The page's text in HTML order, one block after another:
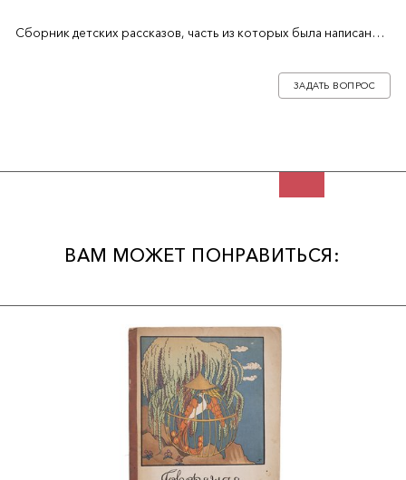
Сборник детских рассказов, часть из которых была написана
ЗАДАТЬ ВОПРОС
ВАМ МОЖЕТ ПОНРАВИТЬСЯ: